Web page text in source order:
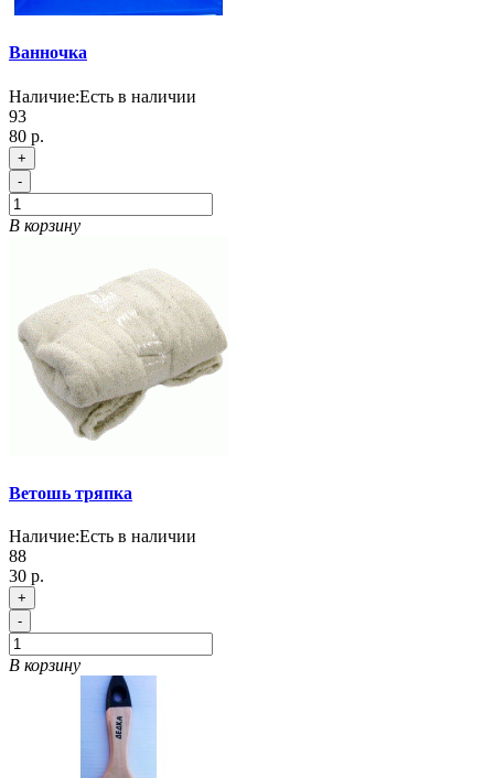
Ванночка
Наличие:Есть в наличии
93
80 р.
+
-
В корзину
Ветошь тряпка
Наличие:Есть в наличии
88
30 р.
+
-
В корзину